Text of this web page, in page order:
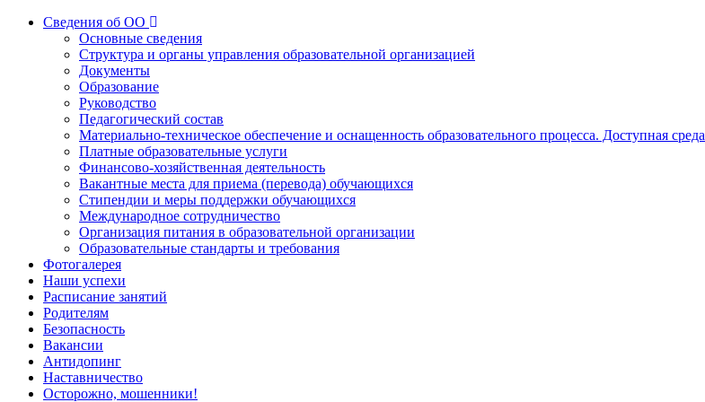
Сведения об ОО
Основные сведения
Структура и органы управления образовательной организацией
Документы
Образование
Руководство
Педагогический состав
Материально-техническое обеспечение и оснащенность образовательного процесса. Доступная среда
Платные образовательные услуги
Финансово-хозяйственная деятельность
Вакантные места для приема (перевода) обучающихся
Стипендии и меры поддержки обучающихся
Международное сотрудничество
Организация питания в образовательной организации
Образовательные стандарты и требования
Фотогалерея
Наши успехи
Расписание занятий
Родителям
Безопасность
Вакансии
Антидопинг
Наставничество
Осторожно, мошенники!